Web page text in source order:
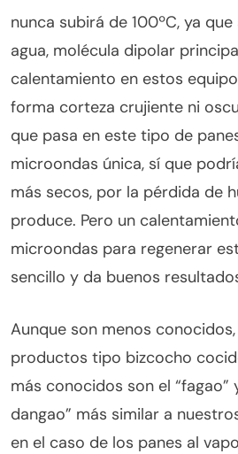
nunca subirá de 100ºC, ya
agua, molécula dipolar
calentamiento en estos
forma corteza crujiente ni
que pasa en este tipo de
microondas única, sí que
más secos, por la pérdida de
produce. Pero un
microondas para regenerar
sencillo y da buenos
Aunque son menos
productos tipo bizcocho
más conocidos son el “fagao”
dangao” más similar a
en el caso de los panes al